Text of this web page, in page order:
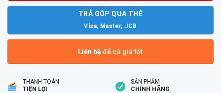
TRẢ GÓP QUA THẺ
Visa, Master, JCB
Liên hệ để có giá tốt
THANH TOÁN
TIỆN LỢI
SẢN PHẨM
CHÍNH HÃNG